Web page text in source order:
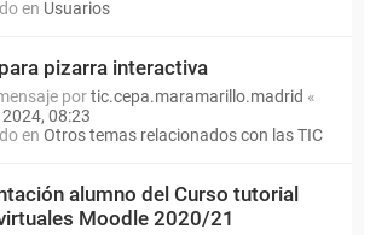
en Usuarios
pizarra interactiva
portic.cepa.maramarillo.madrid «
08:23
en Otros temas relacionados con las TIC
alumno del Curso tutorial
Moodle 2020/21